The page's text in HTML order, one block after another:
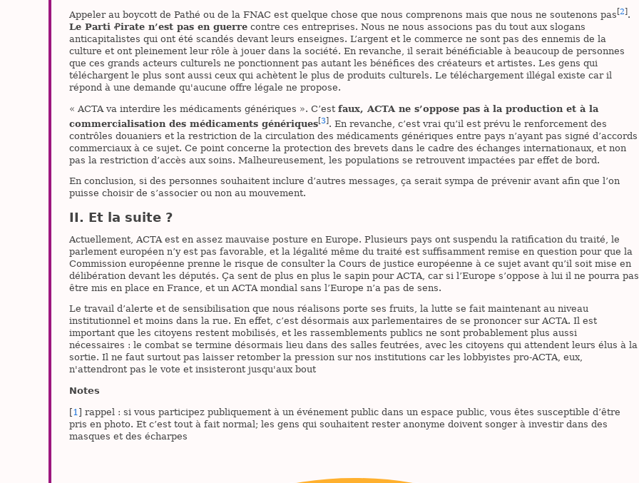
Appeler au boycott de Pathé ou de la FNAC est quelque chose que nous comprenons mais que nous ne soutenons pas [2].
Le Parti Ꝓirate n’est pas en guerre contre ces entreprises. Nous ne nous associons pas du tout aux slogans
anticapitalistes qui ont été scandés devant leurs enseignes. L’argent et le commerce ne sont pas des ennemis de la
culture et ont pleinement leur rôle à jouer dans la société. En revanche, il serait bénéficiable à beaucoup de personnes
que ces grands acteurs culturels ne ponctionnent pas autant les bénéfices des créateurs et artistes. Les gens qui
téléchargent le plus sont aussi ceux qui achètent le plus de produits culturels. Le téléchargement illégal existe car il
répond à une demande qu'aucune offre légale ne propose.
« ACTA va interdire les médicaments génériques ». C’est faux, ACTA ne s’oppose pas à la production et à la
commercialisation des médicaments génériques[3]. En revanche, c’est vrai qu’il est prévu le renforcement des
contrôles douaniers et la restriction de la circulation des médicaments génériques entre pays n’ayant pas signé d’accords
commerciaux à ce sujet. Ce point concerne la protection des brevets dans le cadre des échanges internationaux, et non
pas la restriction d’accès aux soins. Malheureusement, les populations se retrouvent impactées par effet de bord.
En conclusion, si des personnes souhaitent inclure d’autres messages, ça serait sympa de prévenir avant afin que l’on
puisse choisir de s’associer ou non au mouvement.
Et la suite ?
Actuellement, ACTA est en assez mauvaise posture en Europe. Plusieurs pays ont suspendu la ratification du traité, le
parlement européen n’y est pas favorable, et la légalité même du traité est suffisamment remise en question pour que la
Commission européenne prenne le risque de consulter la Cours de justice européenne à ce sujet avant qu’il soit mise en
délibération devant les députés. Ça sent de plus en plus le sapin pour ACTA, car si l’Europe s’oppose à lui il ne pourra pas
être mis en place en France, et un ACTA mondial sans l’Europe n’a pas de sens.
Le travail d’alerte et de sensibilisation que nous réalisons porte ses fruits, la lutte se fait maintenant au niveau
institutionnel et moins dans la rue. En effet, c’est désormais aux parlementaires de se prononcer sur ACTA. Il est
important que les citoyens restent mobilisés, et les rassemblements publics ne sont probablement plus aussi
nécessaires : le combat se termine désormais lieu dans des salles feutrées, avec les citoyens qui attendent leurs élus à la
sortie. Il ne faut surtout pas laisser retomber la pression sur nos institutions car les lobbyistes pro-ACTA, eux,
n'attendront pas le vote et insisteront jusqu'aux bout
Notes
[1 ] rappel : si vous participez publiquement à un événement public dans un espace public, vous êtes susceptible d’être
pris en photo. Et c’est tout à fait normal; les gens qui souhaitent rester anonyme doivent songer à investir dans des
masques et des écharpes